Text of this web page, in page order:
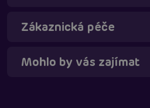
Zákaznická péče
Mohlo by vás zajímat